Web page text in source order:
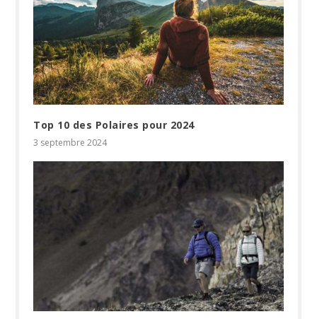
Top 10 des Polaires pour 2024
3 septembre 2024